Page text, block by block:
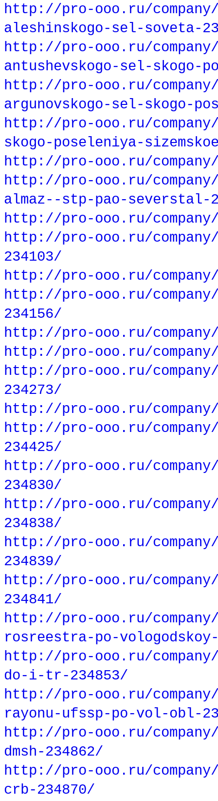
http://pro-ooo.ru/
aleshinskogo-sel-soveta-
http://pro-ooo.ru/
antushevskogo-sel-skogo-
http://pro-ooo.ru/
argunovskogo-sel-skogo-
http://pro-ooo.ru/
skogo-poseleniya-
http://pro-ooo.ru/
http://pro-ooo.ru/
almaz--stp-pao-severstal-
http://pro-ooo.ru/
http://pro-ooo.ru/
234103/
http://pro-ooo.ru/
http://pro-ooo.ru/
234156/
http://pro-ooo.ru/
http://pro-ooo.ru/company/
http://pro-ooo.ru/company/
234273/
http://pro-ooo.ru/
http://pro-ooo.ru/company/
234425/
http://pro-ooo.ru/company/
234830/
http://pro-ooo.ru/company/
234838/
http://pro-ooo.ru/company/
234839/
http://pro-ooo.ru/company/
234841/
http://pro-ooo.ru/
rosreestra-po-
http://pro-ooo.ru/
do-i-tr-234853/
http://pro-ooo.ru/company/
rayonu-ufssp-po-vol-obl-
http://pro-ooo.ru/company/
dmsh-234862/
http://pro-ooo.ru/company/
crb-234870/